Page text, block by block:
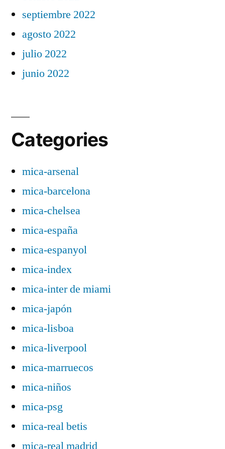
septiembre 2022
agosto 2022
julio 2022
junio 2022
Categories
mica-arsenal
mica-barcelona
mica-chelsea
mica-españa
mica-espanyol
mica-index
mica-inter de miami
mica-japón
mica-lisboa
mica-liverpool
mica-marruecos
mica-niños
mica-psg
mica-real betis
mica-real madrid